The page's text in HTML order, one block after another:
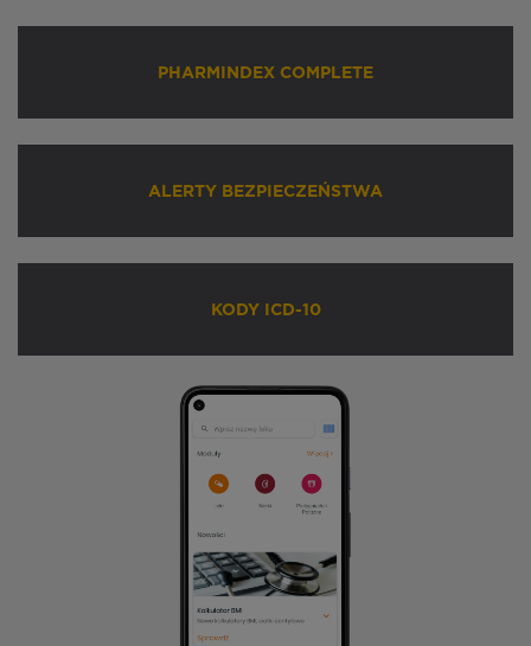
PHARMINDEX COMPLETE
ALERTY BEZPIECZEŃSTWA
KODY ICD-10